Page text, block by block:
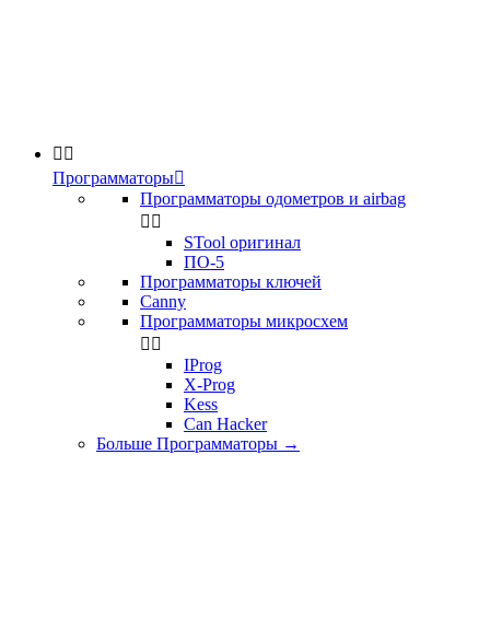
 
Программаторы
Программаторы одометров и airbag
 
STool оригинал
ПО-5
Программаторы ключей
Canny
Программаторы микросхем
 
IProg
X-Prog
Kess
Can Hacker
Больше Программаторы →